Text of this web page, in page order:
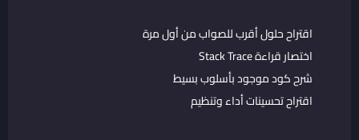
اقتراح حلول أقرب للصواب من أول مرة
اختصار قراءة Stack Trace
شرح كود موجود بأسلوب بسيط
اقتراح تحسينات أداء وتنظيم